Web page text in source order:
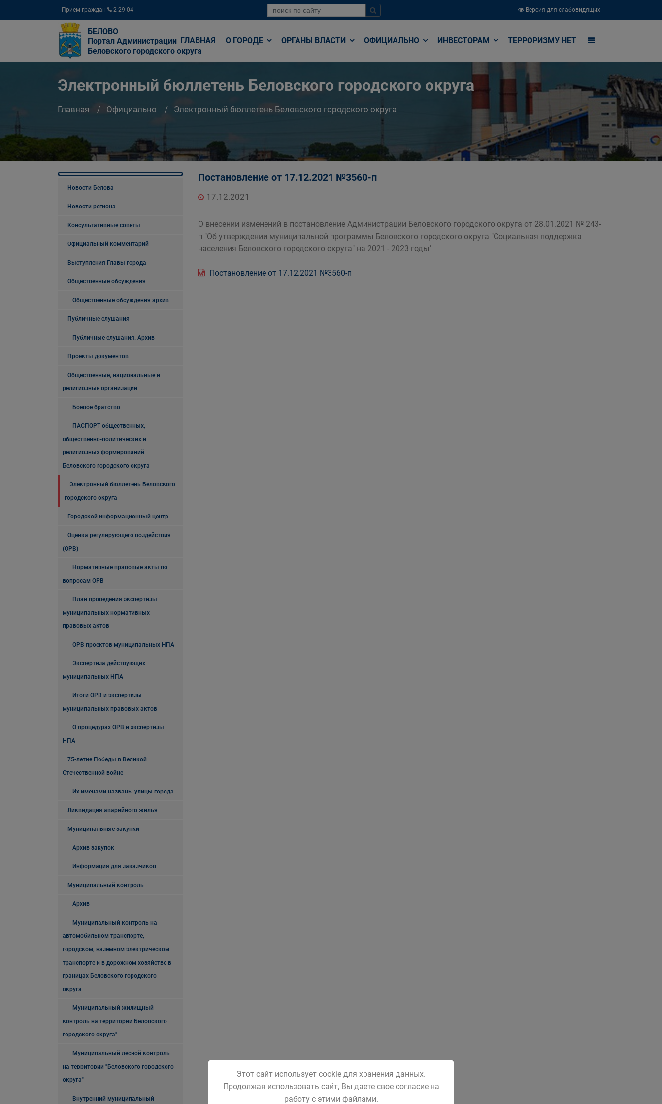
Прием граждан 2-29-04 Версия для слабовидящих
БЕЛОВО
Портал Администрации
Беловского городского округа
ГЛАВНАЯ О ГОРОДЕ ОРГАНЫ ВЛАСТИ ОФИЦИАЛЬНО ИНВЕСТОРАМ ТЕРРОРИЗМУ НЕТ
Электронный бюллетень Беловского городского округа
Главная Официально Электронный бюллетень Беловского городского округа
Новости Белова
Новости региона
Консультативные советы
Официальный комментарий
Выступления Главы города
Общественные обсуждения
Общественные обсуждения архив
Публичные слушания
Публичные слушания. Архив
Проекты документов
Общественные, национальные и
религиозные организации
Боевое братство
ПАСПОРТ общественных,
общественно-политических и
религиозных формирований
Беловского городского округа
Электронный бюллетень Беловского
городского округа
Городской информационный центр
Оценка регулирующего воздействия
(ОРВ)
Нормативные правовые акты по
вопросам ОРВ
План проведения экспертизы
муниципальных нормативных
правовых актов
ОРВ проектов муниципальных НПА
Экспертиза действующих
муниципальных НПА
Итоги ОРВ и экспертизы
муниципальных правовых актов
О процедурах ОРВ и экспертизы
НПА
75-летие Победы в Великой
Отечественной войне
Их именами названы улицы города
Ликвидация аварийного жилья
Муниципальные закупки
Архив закупок
Информация для заказчиков
Муниципальный контроль
Архив
Муниципальный контроль на
автомобильном транспорте,
городском, наземном электрическом
транспорте и в дорожном хозяйстве в
границах Беловского городского
округа
Муниципальный жилищный
контроль на территории Беловского
городского округа"
Муниципальный лесной контроль
на территории "Беловского городского
округа"
Внутренний муниципальный
Постановление от 17.12.2021 №3560-п
17.12.2021
О внесении изменений в постановление Администрации Беловского городского округа от 28.01.2021 № 243-
п "Об утверждении муниципальной программы Беловского городского округа "Социальная поддержка
населения Беловского городского округа" на 2021 - 2023 годы"
Постановление от 17.12.2021 №3560-п
Этот сайт использует cookie для хранения данных.
Продолжая использовать сайт, Вы даете свое согласие на
работу с этими файлами.